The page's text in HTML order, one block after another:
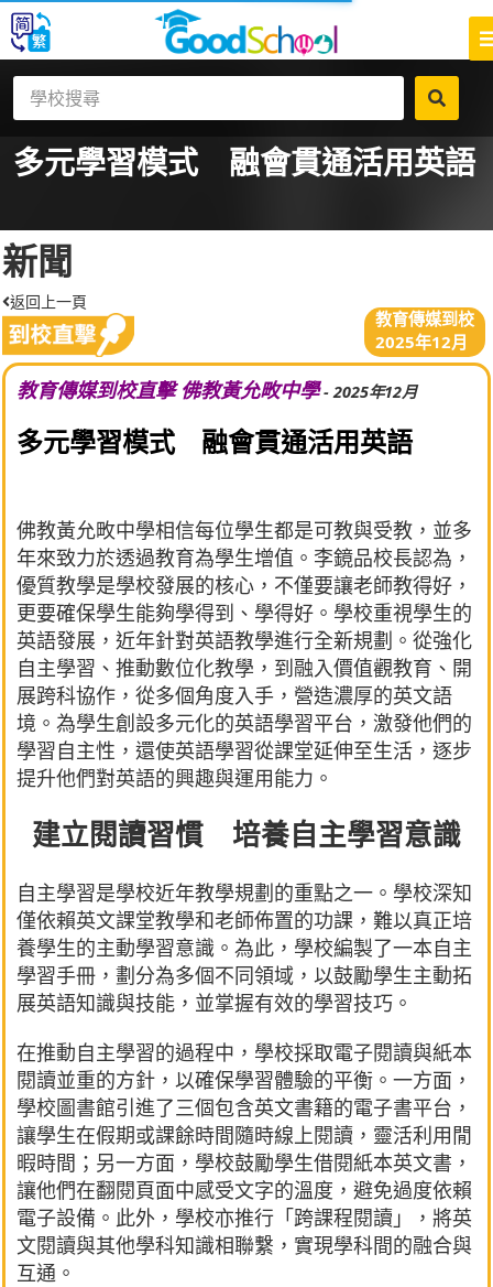
多元學習模式 融會貫通活用英語
新聞
返回上一頁
教育傳媒到校
2025年12月
教育傳媒到校直擊 佛教黃允畋中學- 2025年12月
多元學習模式 融會貫通活用英語
佛教黃允畋中學相信每位學生都是可教與受教，並多
年來致力於透過教育為學生增值。李鏡品校長認為，
優質教學是學校發展的核心，不僅要讓老師教得好，
更要確保學生能夠學得到、學得好。學校重視學生的
英語發展，近年針對英語教學進行全新規劃。從強化
自主學習、推動數位化教學，到融入價值觀教育、開
展跨科協作，從多個角度入手，營造濃厚的英文語
境。為學生創設多元化的英語學習平台，激發他們的
學習自主性，還使英語學習從課堂延伸至生活，逐步
提升他們對英語的興趣與運用能力。
建立閱讀習慣 培養自主學習意識
自主學習是學校近年教學規劃的重點之一。學校深知
僅依賴英文課堂教學和老師佈置的功課，難以真正培
養學生的主動學習意識。為此，學校編製了一本自主
學習手冊，劃分為多個不同領域，以鼓勵學生主動拓
展英語知識與技能，並掌握有效的學習技巧。
在推動自主學習的過程中，學校採取電子閱讀與紙本
閱讀並重的方針，以確保學習體驗的平衡。一方面，
學校圖書館引進了三個包含英文書籍的電子書平台，
讓學生在假期或課餘時間隨時線上閱讀，靈活利用閒
暇時間；另一方面，學校鼓勵學生借閱紙本英文書，
讓他們在翻閱頁面中感受文字的溫度，避免過度依賴
電子設備。此外，學校亦推行「跨課程閱讀」，將英
文閱讀與其他學科知識相聯繫，實現學科間的融合與
互通。